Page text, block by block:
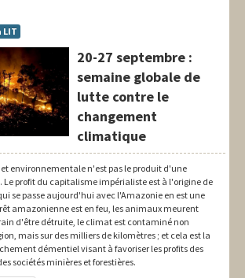
LIT
20-27 septembre :
semaine globale de
lutte contre le
changement
climatique
environnementale n'est pas le produit d'une
profit du capitalisme impérialiste est à l'origine de
se passe aujourd'hui avec l'Amazonie en est une
amazonienne est en feu, les animaux meurent
d'être détruite, le climat est contaminé non
mais sur des milliers de kilomètres ; et cela est la
démentiel visant à favoriser les profits des
sociétés minières et forestières.